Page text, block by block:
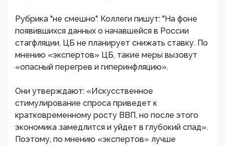
Рубрика "не смешно". Коллеги пишут: "На фоне
появившихся данных о начавшейся в России
стагфляции, ЦБ не планирует снижать ставку. По
мнению «экспертов» ЦБ, такие меры вызовут
«опасный перегрев и гиперинфляцию».
Они утверждают: «Искусственное
стимулирование спроса приведет к
кратковременному росту ВВП, но после этого
экономика замедлится и уйдет в глубокий спад».
Поэтому, по мнению «экспертов» лучше